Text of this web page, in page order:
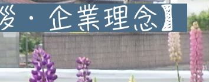
企業理念】